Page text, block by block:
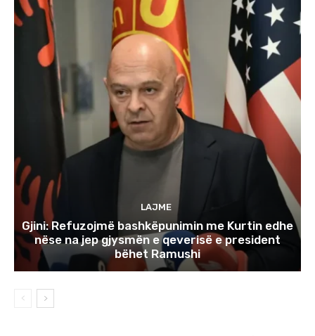
LAJME
Gjini: Refuzojmë bashkëpunimin me Kurtin edhe
nëse na jep gjysmën e qeverisë e president
bëhet Ramushi